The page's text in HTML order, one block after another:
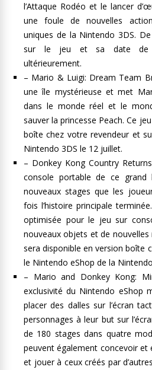
l’Attaque Rodéo et le lancer
une foule de nouvelles
uniques de la Nintendo 3DS.
sur le jeu et sa date de
ultérieurement.
– Mario & Luigi: Dream Team
une île mystérieuse et met
dans le monde réel et le
sauver la princesse Peach. Ce
boîte chez votre revendeur et
Nintendo 3DS le 12 juillet.
– Donkey Kong Country
console portable de ce
nouveaux stages que les
fois l’histoire principale
optimisée pour le jeu sur
nouveaux objets et de nouvelles
sera disponible en version boîte
le Nintendo eShop de la
– Mario and Donkey Kong:
exclusivité du Nintendo eShop
placer des dalles sur l’écran
personnages à leur but sur
de 180 stages dans quatre
peuvent également concevoir et
et jouer à ceux créés par